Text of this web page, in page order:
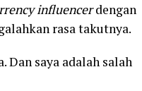
influencerdengan
rasa takutnya.
Dan saya adalah salah